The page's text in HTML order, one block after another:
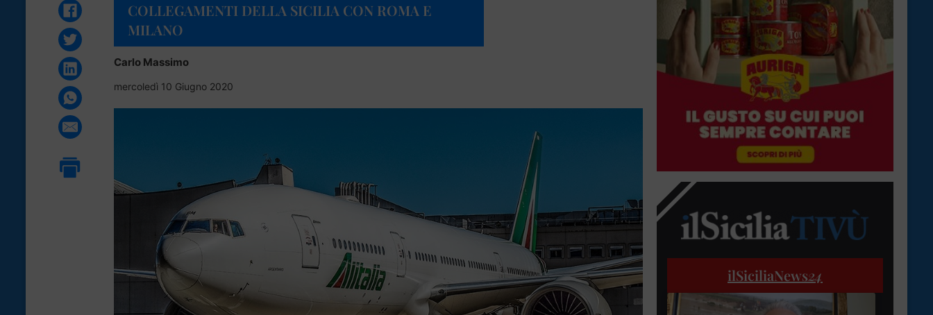
COLLEGAMENTI DELLA SICILIA CON ROMA E
MILANO
Carlo Massimo
mercoledì 10 Giugno 2020
ilSiciliaNews24